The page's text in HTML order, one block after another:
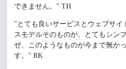
できません。" TH
"とても良いサービスとウェブサイ
スモデルそのものが、とてもシン
ぜ、このようなものが今まで無か
す。" RK